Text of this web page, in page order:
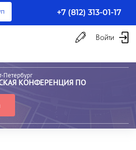
+7 (812) 313-01-17
Войти
Петербург
КОНФЕРЕНЦИЯ ПО